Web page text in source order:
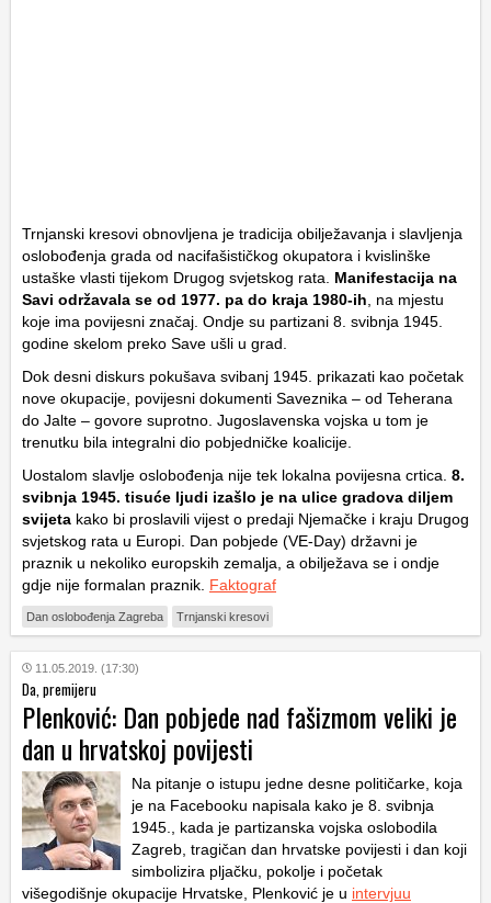
Trnjanski kresovi obnovljena je tradicija obilježavanja i slavljenja
oslobođenja grada od nacifašističkog okupatora i kvislinške
ustaške vlasti tijekom Drugog svjetskog rata. Manifestacija na
Savi održavala se od 1977. pa do kraja 1980-ih , na mjestu
koje ima povijesni značaj. Ondje su partizani 8. svibnja 1945.
godine skelom preko Save ušli u grad.
Dok desni diskurs pokušava svibanj 1945. prikazati kao početak
nove okupacije, povijesni dokumenti Saveznika – od Teherana
do Jalte – govore suprotno. Jugoslavenska vojska u tom je
trenutku bila integralni dio pobjedničke koalicije.
Uostalom slavlje oslobođenja nije tek lokalna povijesna crtica. 8.
svibnja 1945. tisuće ljudi izašlo je na ulice gradova diljem
svijeta kako bi proslavili vijest o predaji Njemačke i kraju Drugog
svjetskog rata u Europi. Dan pobjede (VE-Day) državni je
praznik u nekoliko europskih zemalja, a obilježava se i ondje
gdje nije formalan praznik. Faktograf
Dan oslobođenja Zagreba Trnjanski kresovi
11.05.2019. (17:30)
Da, premijeru
Plenković: Dan pobjede nad fašizmom veliki je
dan u hrvatskoj povijesti
Na pitanje o istupu jedne desne političarke, koja
je na Facebooku napisala kako je 8. svibnja
1945., kada je partizanska vojska oslobodila
Zagreb, tragičan dan hrvatske povijesti i dan koji
simbolizira pljačku, pokolje i početak
višegodišnje okupacije Hrvatske, Plenković je u intervjuu